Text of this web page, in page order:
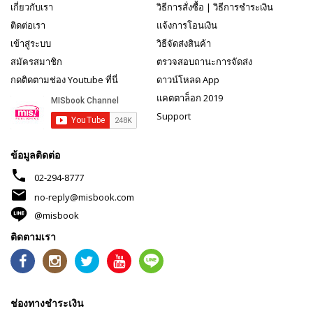
เกี่ยวกับเรา
ติดต่อเรา
เข้าสู่ระบบ
สมัครสมาชิก
กดติดตามช่อง Youtube ที่นี่
วิธีการสั่งซื้อ | วิธีการชำระเงิน
แจ้งการโอนเงิน
วิธีจัดส่งสินค้า
ตรวจสอบถานะการจัดส่ง
ดาวน์โหลด App
แคตตาล็อก 2019
Support
ข้อมูลติดต่อ
phone 02-294-8777
mail
no-reply@misbook.com
@misbook
ติดตามเรา
ช่องทางชำระเงิน